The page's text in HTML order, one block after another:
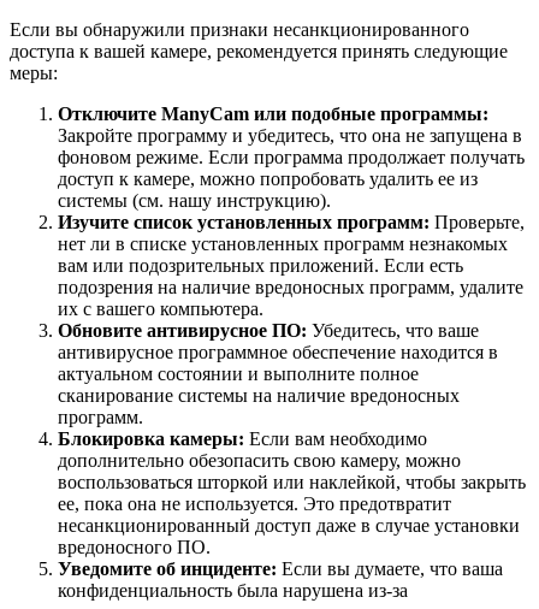
Если вы обнаружили признаки несанкционированного
доступа к вашей камере, рекомендуется принять следующие
меры:
Отключите ManyCam или подобные программы:
Закройте программу и убедитесь, что она не запущена в
фоновом режиме. Если программа продолжает получать
доступ к камере, можно попробовать удалить ее из
системы (см. нашу инструкцию).
Изучите список установленных программ: Проверьте,
нет ли в списке установленных программ незнакомых
вам или подозрительных приложений. Если есть
подозрения на наличие вредоносных программ, удалите
их с вашего компьютера.
Обновите антивирусное ПО: Убедитесь, что ваше
антивирусное программное обеспечение находится в
актуальном состоянии и выполните полное
сканирование системы на наличие вредоносных
программ.
Блокировка камеры: Если вам необходимо
дополнительно обезопасить свою камеру, можно
воспользоваться шторкой или наклейкой, чтобы закрыть
ее, пока она не используется. Это предотвратит
несанкционированный доступ даже в случае установки
вредоносного ПО.
Уведомите об инциденте: Если вы думаете, что ваша
конфиденциальность была нарушена из-за